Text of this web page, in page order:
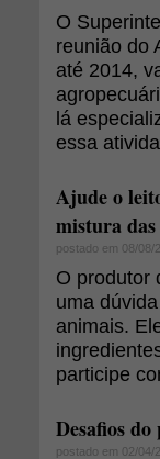
O
reunião do
até 2014,
lá
essa
Ajude o
mistura
postado em 08/08/
O produtor
uma
animais.
participe
Desafios
postado em 02/04/